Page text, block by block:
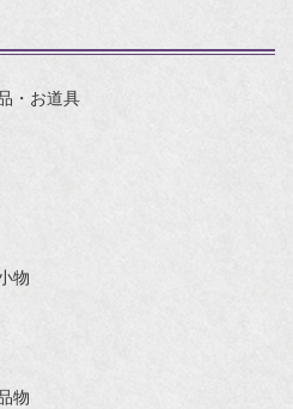
・お道具
物
物